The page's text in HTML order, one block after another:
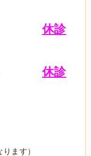
休診
水）休診
ります）